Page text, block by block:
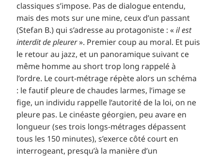
classiques s’impose. Pas de dialogue entendu,
mais des mots sur une mine, ceux d’un passant
(Stefan B.) qui s’adresse au protagoniste : «il est
interdit de pleurer». Premier coup au moral. Et puis
le retour au jazz, et un panoramique suivant ce
même homme au short trop long rappelé à
l’ordre. Le court-métrage répète alors un schéma
: le fautif pleure de chaudes larmes, l’image se
fige, un individu rappelle l’autorité de la loi, on ne
pleure pas. Le cinéaste géorgien, peu avare en
longueur (ses trois longs-métrages dépassent
tous les 150 minutes), s’exerce côté court en
interrogeant, presqu’à la manière d’un